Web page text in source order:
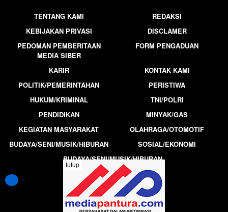
TENTANG KAMI
REDAKSI
KEBIJAKAN PRIVASI
DISCLAMER
PEDOMAN PEMBERITAAN
MEDIA SIBER
FORM PENGADUAN
KARIR
KONTAK KAMI
POLITIK/PEMERINTAHAN
PERISTIWA
HUKUM/KRIMINAL
TNI/POLRI
PENDIDIKAN
MINYAK/GAS
KEGIATAN MASYARAKAT
OLAHRAGA/OTOMOTIF
BUDAYA/SENI/MUSIK/HIBURAN
SOSIAL/EKONOMI
BUDAYA/SENI/MUSIK/HIBURAN
MEDIAPANTURA.COM
tutup